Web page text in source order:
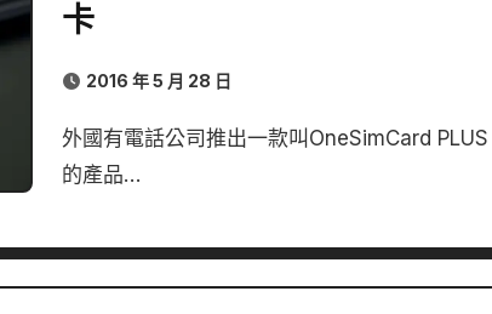
卡
2016 年 5 月 28 日
外國有電話公司推出一款叫OneSimCard PLUS
的產品…